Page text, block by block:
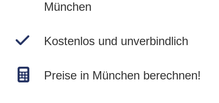
München
Kostenlos und unverbindlich
Preise in München berechnen!